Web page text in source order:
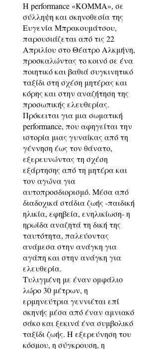
Η performance «ΚΟΜΜΑ», σε
σύλληψη και σκηνοθεσία της
Ευγενία Μπρακουμάτσου,
παρουσιάζεται από τις 22
Απριλίου στο Θέατρο Αλκμήνη,
προσκαλώντας το κοινό σε ένα
ποιητικό και βαθιά συγκινητικό
ταξίδι στη σχέση μητέρας και
κόρης και στην αναζήτηση της
προσωπικής ελευθερίας.
Πρόκειται για μια σωματική
performance, που αφηγείται την
ιστορία μιας γυναίκας από τη
γέννηση έως τον θάνατο,
εξερευνώντας τη σχέση
εξάρτησης από τη μητέρα και
τον αγώνα για
αυτοπροσδιορισμό. Μέσα από
διαδοχικά στάδια ζωής -παιδική
ηλικία, εφηβεία, ενηλικίωση- η
ηρωίδα αναζητά τη δική της
ταυτότητα, παλεύοντας
ανάμεσα στην ανάγκη για
αγάπη και στην ανάγκη για
ελευθερία.
Τυλιγμένη με έναν ομφάλιο
λώρο 30 μέτρων, η
ερμηνεύτρια γεννιέται επί
σκηνής μέσα από έναν αμνιακό
σάκο και ξεκινά ένα συμβολικό
ταξίδι ζωής. Η εξερεύνηση του
κόσμου, η σύγκρουση, η